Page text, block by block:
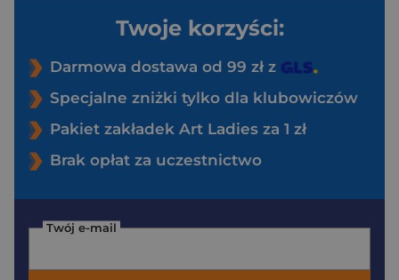
Twoje korzyści:
Darmowa dostawa od 99 zł z
Specjalne zniżki tylko dla klubowiczów
Pakiet zakładek Art Ladies za 1 zł
Brak opłat za uczestnictwo
Twój e-mail